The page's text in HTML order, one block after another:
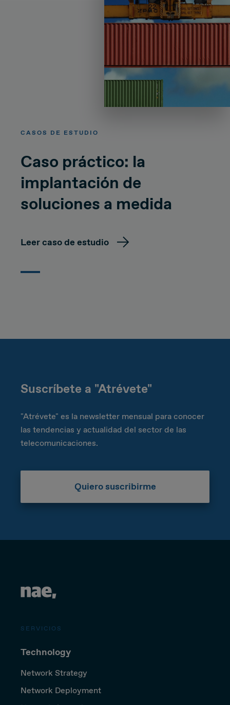
CASOS DE ESTUDIO
Caso práctico: la
implantación de
soluciones a medida
Leer caso de estudio
Suscríbete a "Atrévete"
"Atrévete" es la newsletter mensual para conocer
las tendencias y actualidad del sector de las
telecomunicaciones.
Quiero suscribirme
SERVICIOS
Technology
Network Strategy
Network Deployment